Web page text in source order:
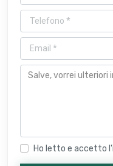
Ho letto e accetto l'